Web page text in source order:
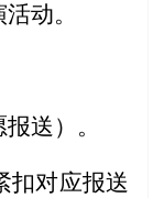
动。
送） 。
扣对应报送